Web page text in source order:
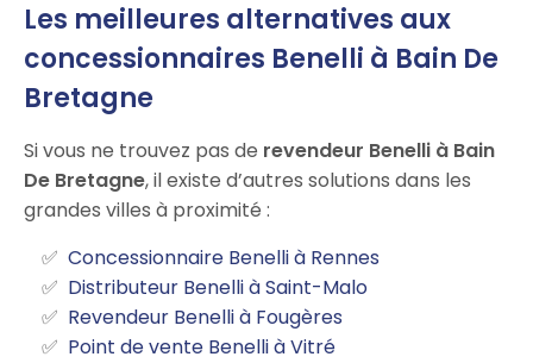
Les meilleures alternatives aux
concessionnaires Benelli à Bain De
Bretagne
Si vous ne trouvez pas de revendeur Benelli à Bain
De Bretagne, il existe d’autres solutions dans les
grandes villes à proximité :
Concessionnaire Benelli à Rennes
Distributeur Benelli à Saint-Malo
Revendeur Benelli à Fougères
Point de vente Benelli à Vitré